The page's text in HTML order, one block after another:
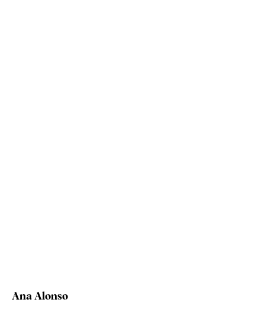
Ana Alonso